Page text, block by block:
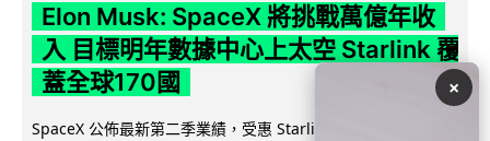
Elon Musk: SpaceX 將挑戰萬億年收
入 目標明年數據中心上太空 Starlink 覆
蓋全球170國
SpaceX 公佈最新第二季業績，受惠 Starlink 與 AI 業務帶動，
×